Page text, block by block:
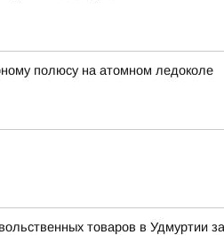
полюсу на атомном ледоколе
товаров в